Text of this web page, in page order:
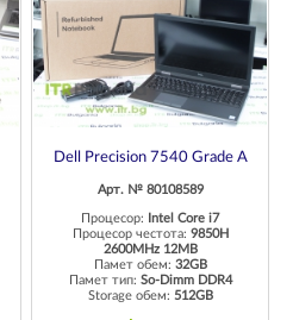
Dell Precision 7540 Grade A
Арт. № 80108589
Процесор:
Intel Core i7
Процесор честота: 9850H
2600MHz 12MB
Памет обем: 32GB
Памет тип: So-Dimm DDR4
Storage обем: 512GB